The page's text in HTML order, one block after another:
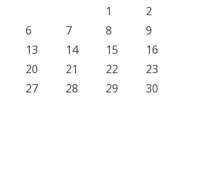
1
2
6 7 8
9
13 14 15
16
20 21 22
23
27 28 29
30